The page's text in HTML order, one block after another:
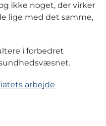
ikke noget, der virker
lige med det samme,
i forbedret
arbejde